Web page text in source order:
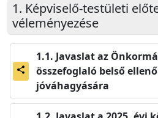
Képviselő-testületi
véleményezése
share
Javaslat az
összefoglaló belső
jóváhagyására